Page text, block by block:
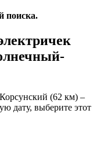
поиска.
(62 км) –
дату, выберите этот